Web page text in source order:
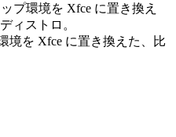
プ環境を Xfce に置き換え
ィストロ。
境を Xfce に置き換えた、比